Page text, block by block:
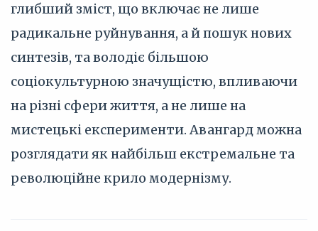
глибший зміст, що включає не лише
радикальне руйнування, а й пошук нових
синтезів, та володіє більшою
соціокультурною значущістю, впливаючи
на різні сфери життя, а не лише на
мистецькі експерименти. Авангард можна
розглядати як найбільш екстремальне та
революційне крило модернізму.